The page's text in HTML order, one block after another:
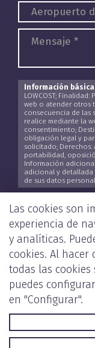
Información
LOWCOST;
web o atender otros
consecuencia de las
realice mediante la
consentimiento;
obligación legal y
solicitado; Derechos:
portabilidad,
Información
adicional y
de sus datos
Las cookies son
experiencia de
y analíticas.
cookies. Al hacer
todas las
puedes
en "Configurar".